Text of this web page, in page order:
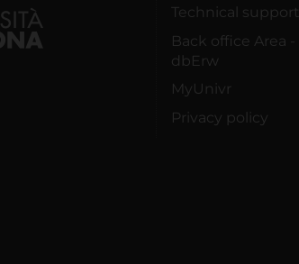
Technical support
Back office Area -
dbErw
MyUnivr
Privacy policy